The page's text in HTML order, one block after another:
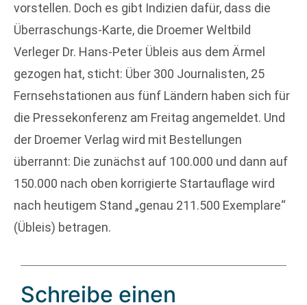
vorstellen. Doch es gibt Indizien dafür, dass die
Überraschungs-Karte, die Droemer Weltbild
Verleger Dr. Hans-Peter Übleis aus dem Ärmel
gezogen hat, sticht: Über 300 Journalisten, 25
Fernsehstationen aus fünf Ländern haben sich für
die Pressekonferenz am Freitag angemeldet. Und
der Droemer Verlag wird mit Bestellungen
überrannt: Die zunächst auf 100.000 und dann auf
150.000 nach oben korrigierte Startauflage wird
nach heutigem Stand „genau 211.500 Exemplare“
(Übleis) betragen.
Schreibe einen